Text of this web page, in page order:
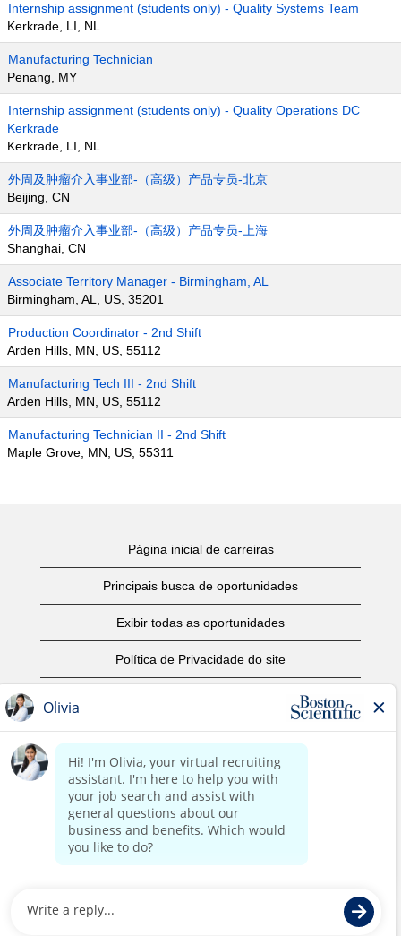
Internship assignment (students only) - Quality Systems Team
Kerkrade, LI, NL
Manufacturing Technician
Penang, MY
Internship assignment (students only) - Quality Operations DC
Kerkrade
Kerkrade, LI, NL
外周及肿瘤介入事业部-（高级）产品专员-北京
Beijing, CN
外周及肿瘤介入事业部-（高级）产品专员-上海
Shanghai, CN
Associate Territory Manager - Birmingham, AL
Birmingham, AL, US, 35201
Production Coordinator - 2nd Shift
Arden Hills, MN, US, 55112
Manufacturing Tech III - 2nd Shift
Arden Hills, MN, US, 55112
Manufacturing Technician II - 2nd Shift
Maple Grove, MN, US, 55311
Página inicial de carreiras
Principais busca de oportunidades
Exibir todas as oportunidades
Política de Privacidade do site
Aviso de Direitos Autorais
Entre em contato conosco
Página corporativa